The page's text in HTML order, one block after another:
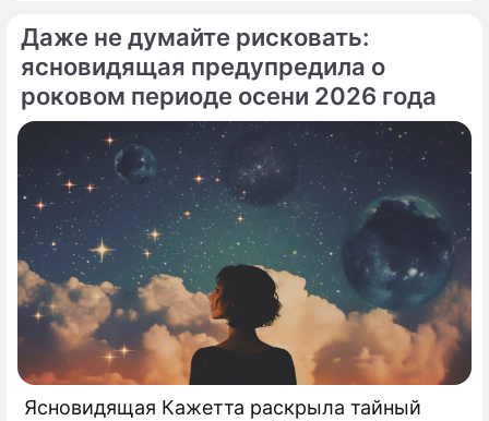
сцену приобрела абсолютно
бескомпромиссный характер.
Даже не думайте рисковать:
ясновидящая предупредила о
роковом периоде осени 2026 года
Ясновидящая Кажетта раскрыла тайный